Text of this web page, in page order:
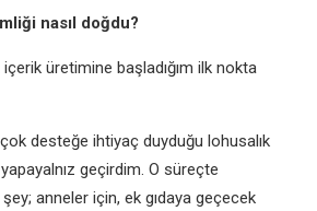
nasıl doğdu?
üretimine başladığım ilk nokta
çok desteğe ihtiyaç duyduğu lohusalık
geçirdim. O süreçte
şey; anneler için, ek gıdaya geçecek